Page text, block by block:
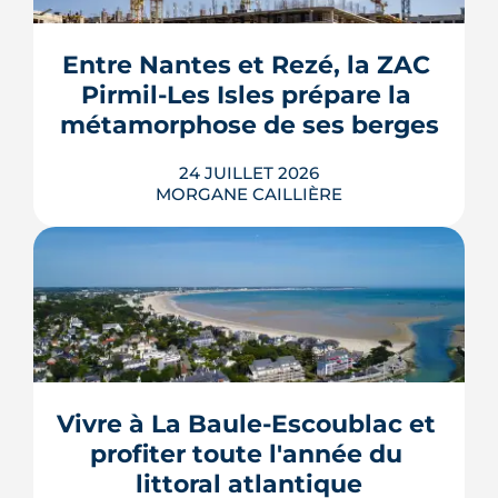
publication des textes définitifs.
fenêtres, VMC, chauffe-eau
thermodynamique, chauffage au bois
et solaire thermi...
Entre Nantes et Rezé, la ZAC
Pirmil-Les Isles prépare la
métamorphose de ses berges
24 JUILLET 2026
MORGANE CAILLIÈRE
Le projet de la ZAC Pirmil-Les Isles
déploie 3 300 logements neufs entre
Rezé et Nantes, dont 55 % attribués au
en Bail Réel Solidaire.
LIRE L'ARTICLE
Vivre à La Baule-Escoublac et
profiter toute l'année du
littoral atlantique